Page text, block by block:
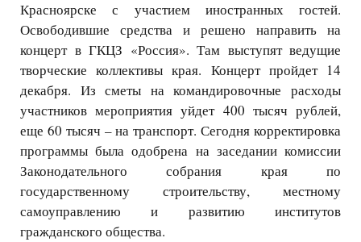
Красноярске с участием иностранных гостей.
Освободившие средства и решено направить на
концерт в ГКЦЗ «Россия». Там выступят ведущие
творческие коллективы края. Концерт пройдет 14
декабря. Из сметы на командировочные расходы
участников мероприятия уйдет 400 тысяч рублей,
еще 60 тысяч – на транспорт. Сегодня корректировка
программы была одобрена на заседании комиссии
Законодательного собрания края по
государственному строительству, местному
самоуправлению и развитию институтов
гражданского общества.